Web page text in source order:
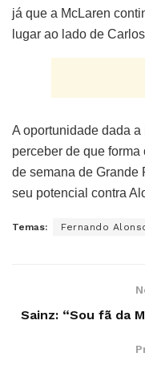
já que a McLaren
lugar ao lado de
A oportunidade dada
perceber de que
de semana de Grande
seu potencial contra
Temas: Fernando
Sainz: “Sou fã da